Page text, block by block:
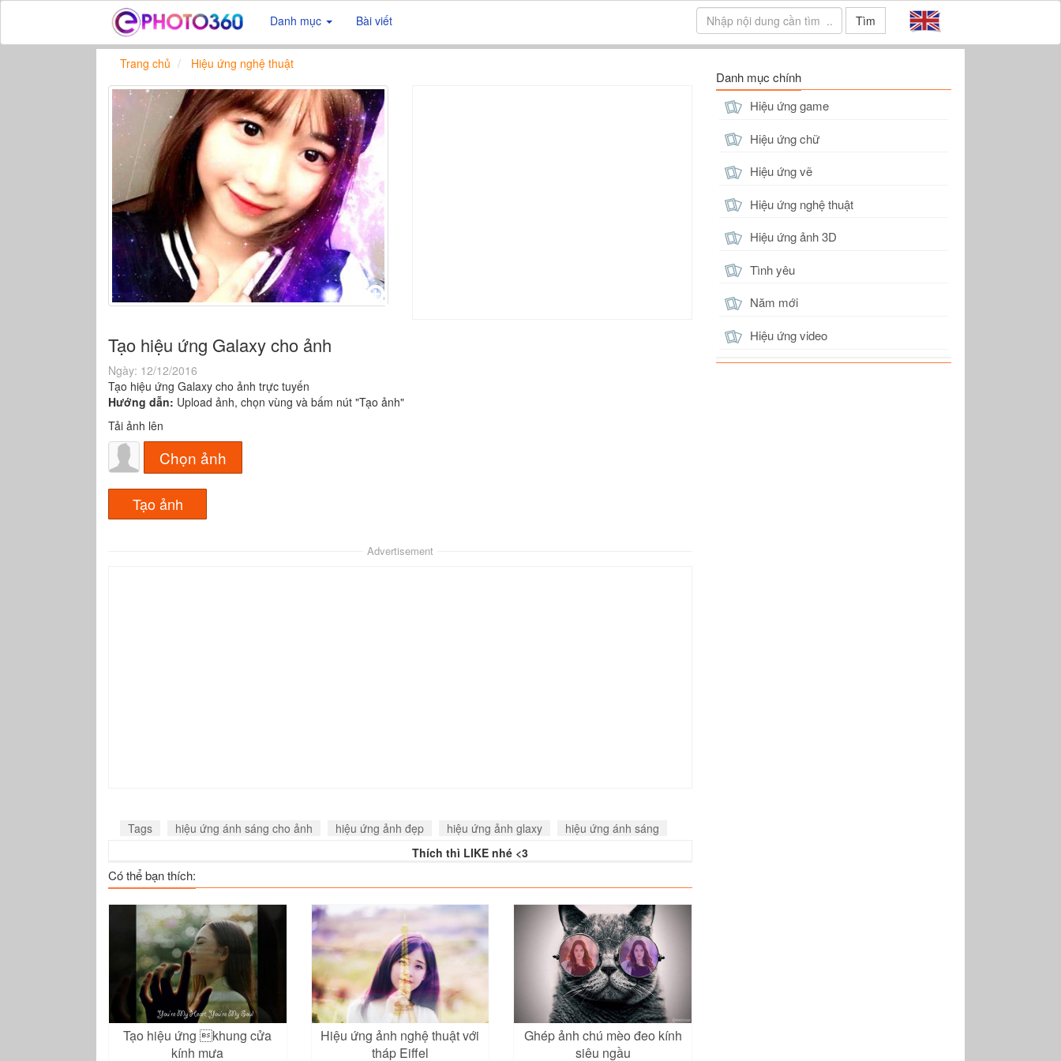
Danh mục Bài viết Tìm
Trang chủ Hiệu ứng nghệ thuật
Tạo hiệu ứng Galaxy cho ảnh
Ngày: 12/12/2016
Tạo hiệu ứng Galaxy cho ảnh trực tuyến
Hướng dẫn: Upload ảnh, chọn vùng và bấm nút "Tạo ảnh"
Tải ảnh lên
Chọn ảnh
Advertisement
Tags hiệu ứng ánh sáng cho ảnh hiệu ứng ảnh đẹp hiệu ứng ảnh glaxy
hiệu ứng ánh sáng
Thích thì LIKE nhé <3
Có thể bạn thích:
Tạo hiệu ứng khung cửa
kính mưa
Hiệu ứng ảnh nghệ thuật với
tháp Eiffel
Ghép ảnh chú mèo đeo kính
siêu ngầu
Danh mục chính
Hiệu ứng game
Hiệu ứng chữ
Hiệu ứng vẽ
Hiệu ứng nghệ thuật
Hiệu ứng ảnh 3D
Tình yêu
Năm mới
Hiệu ứng video